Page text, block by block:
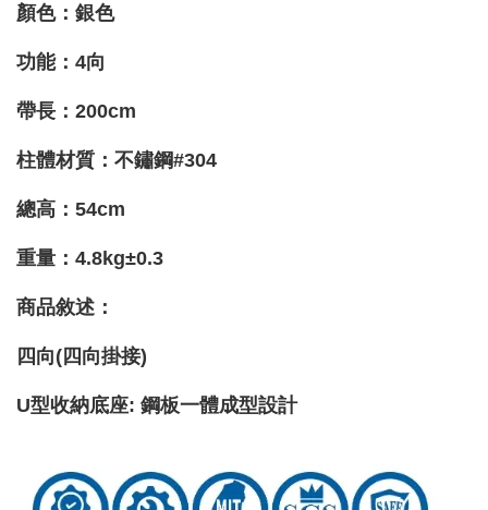
顏色：銀色
功能：4向
帶長：200cm
柱體材質 ：不鏽鋼#304
總高：54cm
重量 ：4.8kg±0.3
商品敘述：
四向(四向掛接)
U型收納底座: 鋼板一體成型設計